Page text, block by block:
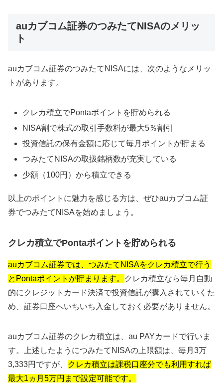
auカブコム証券のつみたてNISAのメリッ
ト
auカブコム証券のつみたてNISAには、次のようなメリッ
トがあります。
クレカ積立でPontaポイントを貯められる
NISA割で株式の取引手数料が最大5％割引
投資信託の保有金額に応じて毎月ポイントが貯まる
つみたてNISAの取扱銘柄数が充実している
少額（100円）から積立できる
以上のポイントに魅力を感じる方は、ぜひauカブコム証
券でつみたてNISAを始めましょう。
クレカ積立でPontaポイントを貯められる
auカブコム証券では、つみたてNISAをクレカ積立で行う
とPontaポイントが貯まります。
クレカ積立なら毎月自動
的にクレジットカード決済で投資信託が購入されていくた
め、証券口座へいちいち入金しておく必要がありません。
auカブコム証券のクレカ積立は、au PAYカードで行いま
す。上述したようにつみたてNISAの上限額は、毎月3万
3,333円ですが、
クレカ積立は課税口座分でも利用すれば
最大1ヵ月5万円まで設定可能です。